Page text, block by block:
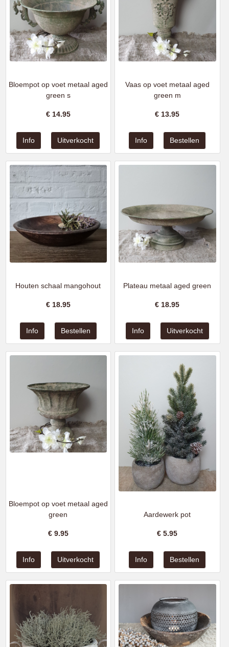
Bloempot op voet metaal aged
green s
€ 14.95
Vaas op voet metaal aged
green m
€13.95
Houten schaal mangohout
€ 18.95
Plateau metaal aged green
€ 18.95
Bloempot op voet metaal aged
green
€ 9.95
Aardewerk pot
€5.95